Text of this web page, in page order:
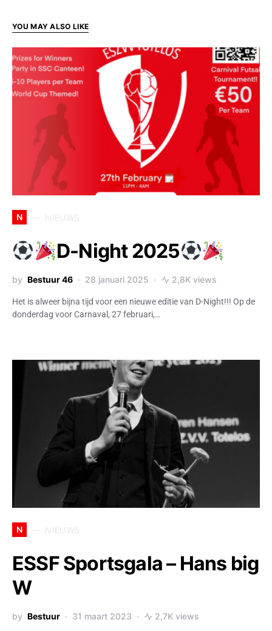
YOU MAY ALSO LIKE
N NIEUWS
D-Night 2025
by Bestuur 46 28 januari 2025 2,8K views
Het is alweer bijna tijd voor een nieuwe editie van D-Night!!! Op de
donderdag voor Carnaval, 27 februari,…
N NIEUWS
ESSF Sportsgala – Hans big
W
by Bestuur 31 maart 2023 2,7K views